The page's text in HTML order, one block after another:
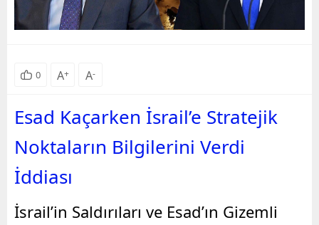
0 A+ A-
Esad Kaçarken İsrail’e Stratejik
Noktaların Bilgilerini Verdi
İddiası
İsrail’in Saldırıları ve Esad’ın Gizemli